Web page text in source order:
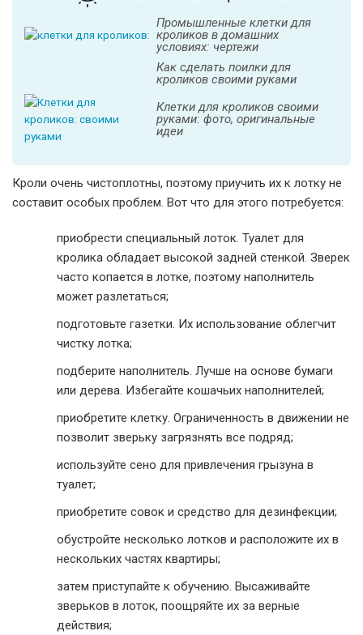
Промышленные клетки для
кроликов в домашних
условиях: чертежи
Как сделать поилки для
кроликов своими руками
Клетки для кроликов своими
руками: фото, оригинальные
идеи
Кроли очень чистоплотны, поэтому приучить их к лотку не
составит особых проблем. Вот что для этого потребуется:
приобрести специальный лоток. Туалет для
кролика обладает высокой задней стенкой. Зверек
часто копается в лотке, поэтому наполнитель
может разлетаться;
подготовьте газетки. Их использование облегчит
чистку лотка;
подберите наполнитель. Лучше на основе бумаги
или дерева. Избегайте кошачьих наполнителей;
приобретите клетку. Ограниченность в движении не
позволит зверьку загрязнять все подряд;
используйте сено для привлечения грызуна в
туалет;
приобретите совок и средство для дезинфекции;
обустройте несколько лотков и расположите их в
нескольких частях квартиры;
затем приступайте к обучению. Высаживайте
зверьков в лоток, поощряйте их за верные
действия;